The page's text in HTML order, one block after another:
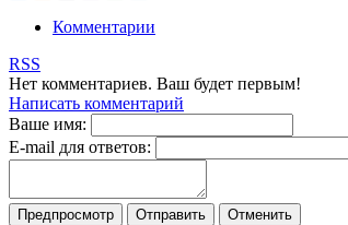
Комментарии
RSS
Нет комментариев. Ваш будет первым!
Написать комментарий
Ваше имя:
E-mail для ответов: